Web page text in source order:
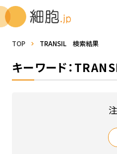
TOP TRANSIL 検索結果
キーワード：